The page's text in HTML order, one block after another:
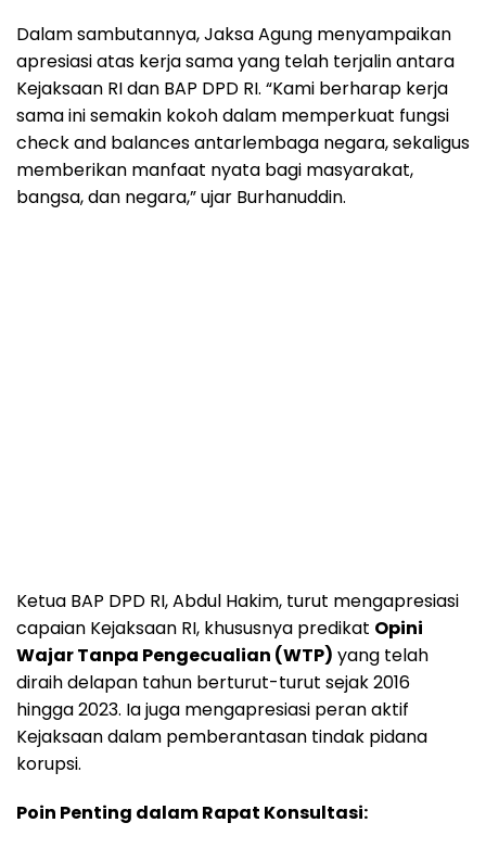
Dalam sambutannya, Jaksa Agung menyampaikan
apresiasi atas kerja sama yang telah terjalin antara
Kejaksaan RI dan BAP DPD RI. “Kami berharap kerja
sama ini semakin kokoh dalam memperkuat fungsi
check and balances antarlembaga negara, sekaligus
memberikan manfaat nyata bagi masyarakat,
bangsa, dan negara,” ujar Burhanuddin.
Ketua BAP DPD RI, Abdul Hakim, turut mengapresiasi
capaian Kejaksaan RI, khususnya predikat Opini
Wajar Tanpa Pengecualian (WTP) yang telah
diraih delapan tahun berturut-turut sejak 2016
hingga 2023. Ia juga mengapresiasi peran aktif
Kejaksaan dalam pemberantasan tindak pidana
korupsi.
Poin Penting dalam Rapat Konsultasi: